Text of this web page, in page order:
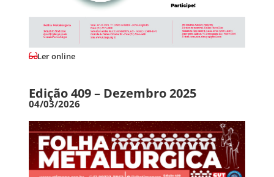
Ler online
Edição 409 – Dezembro 2025
04/03/2026